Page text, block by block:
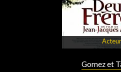
Acteur
Gomez et